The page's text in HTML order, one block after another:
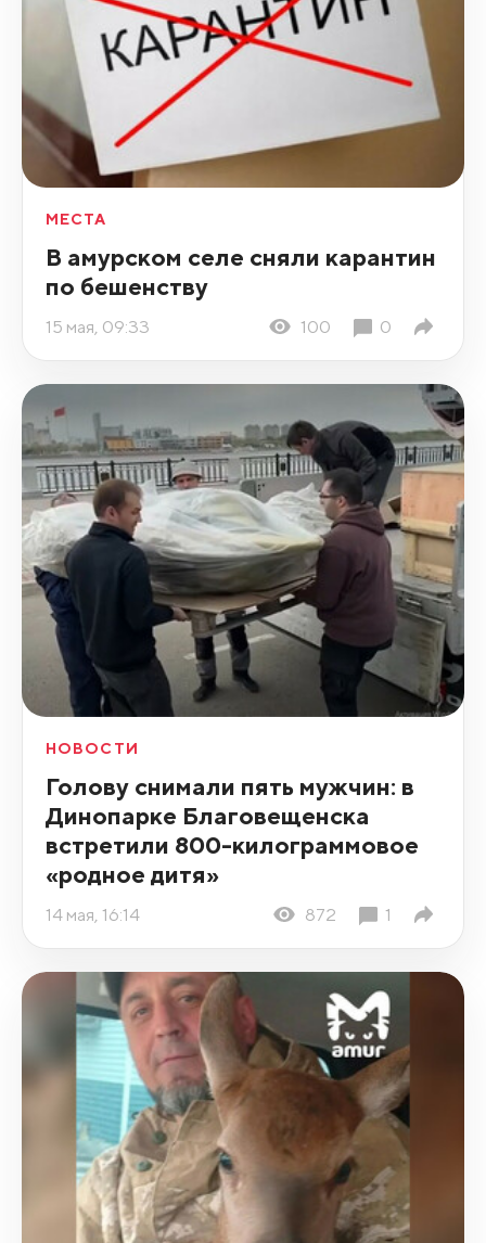
МЕСТА
В амурском селе сняли карантин
по бешенству
15 мая, 09:33 100 0
НОВОСТИ
Голову снимали пять мужчин: в
Динопарке Благовещенска
встретили 800-килограммовое
«родное дитя»
14 мая, 16:14 872 1